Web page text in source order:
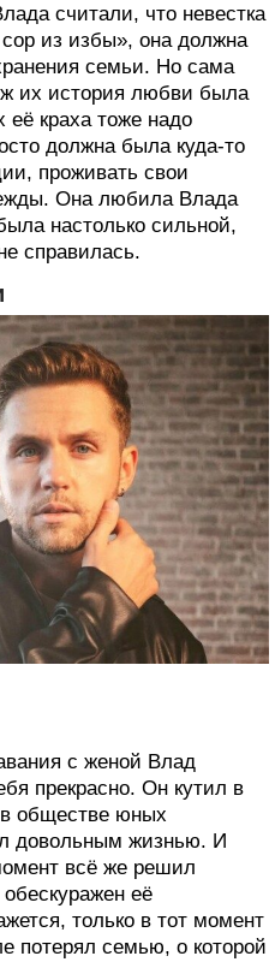
считали, что невестка
из избы», она должна
семьи. Но сама
их история любви была
её краха тоже надо
должна была куда-то
проживать свои
Она любила Влада
настолько сильной,
справилась.
с женой Влад
прекрасно. Он кутил в
обществе юных
довольным жизнью. И
всё же решил
её
только в тот момент
потерял семью, о которой